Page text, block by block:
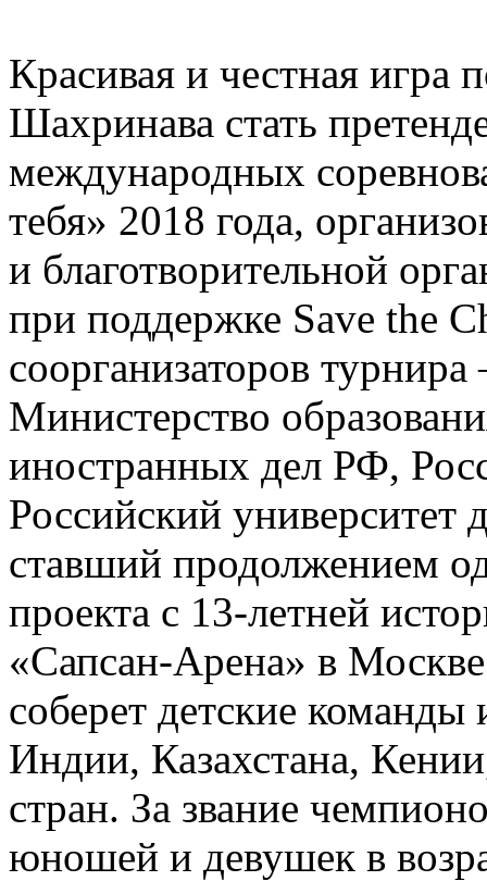
Красивая и честная игра
Шахринава стать
международных
тебя» 2018 года,
и благотворительной
при поддержке Save the
соорганизаторов
Министерство
иностранных дел РФ,
Российский
ставший продолжением
проекта с 13-летней
«Сапсан-Арена» в
соберет детские
Индии, Казахстана,
стран. За звание
юношей и девушек в